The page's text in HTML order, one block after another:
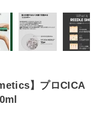
】プロCICA